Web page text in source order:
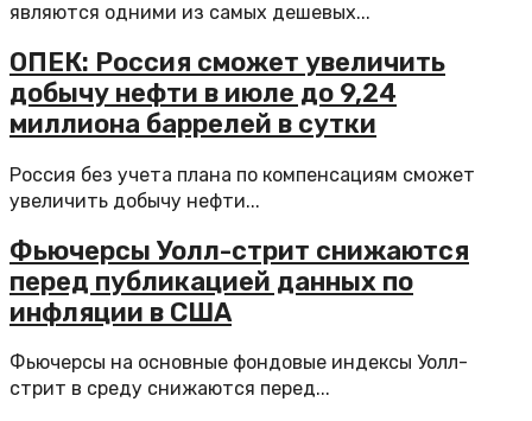
являются одними из самых дешевых...
ОПЕК: Россия сможет увеличить
добычу нефти в июле до 9,24
миллиона баррелей в сутки
Россия без учета плана по компенсациям сможет
увеличить добычу нефти...
Фьючерсы Уолл-стрит снижаются
перед публикацией данных по
инфляции в США
Фьючерсы на основные фондовые индексы Уолл-
стрит в среду снижаются перед...